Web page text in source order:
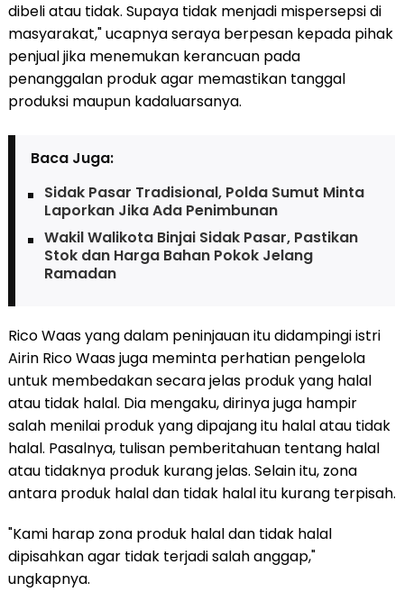
dibeli atau tidak. Supaya tidak menjadi mispersepsi di
masyarakat," ucapnya seraya berpesan kepada pihak
penjual jika menemukan kerancuan pada
penanggalan produk agar memastikan tanggal
produksi maupun kadaluarsanya.
Baca Juga:
Sidak Pasar Tradisional, Polda Sumut Minta
Laporkan Jika Ada Penimbunan
Wakil Walikota Binjai Sidak Pasar, Pastikan
Stok dan Harga Bahan Pokok Jelang
Ramadan
Rico Waas yang dalam peninjauan itu didampingi istri
Airin Rico Waas juga meminta perhatian pengelola
untuk membedakan secara jelas produk yang halal
atau tidak halal. Dia mengaku, dirinya juga hampir
salah menilai produk yang dipajang itu halal atau tidak
halal. Pasalnya, tulisan pemberitahuan tentang halal
atau tidaknya produk kurang jelas. Selain itu, zona
antara produk halal dan tidak halal itu kurang terpisah.
"Kami harap zona produk halal dan tidak halal
dipisahkan agar tidak terjadi salah anggap,"
ungkapnya.